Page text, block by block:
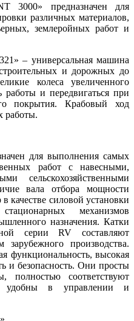
3000» предназначен для
различных материалов,
землеройных работ и
– универсальная машина
и дорожных до
колеса увеличенного
работы и передвигаться при
покрытия. Крабовый ход
работы.
для выполнения самых
работ с навесными,
сельскохозяйственными
вала отбора мощности
в качестве силовой установки
механизмов
назначения. Катки
серии RV составляют
зарубежного производства.
функциональность, высокая
и безопасность. Они просты
полностью соответствуют
удобны в управлении и